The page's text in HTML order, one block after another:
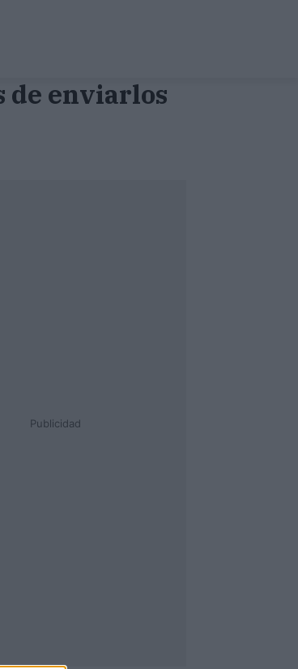
de enviarlos
Publicidad